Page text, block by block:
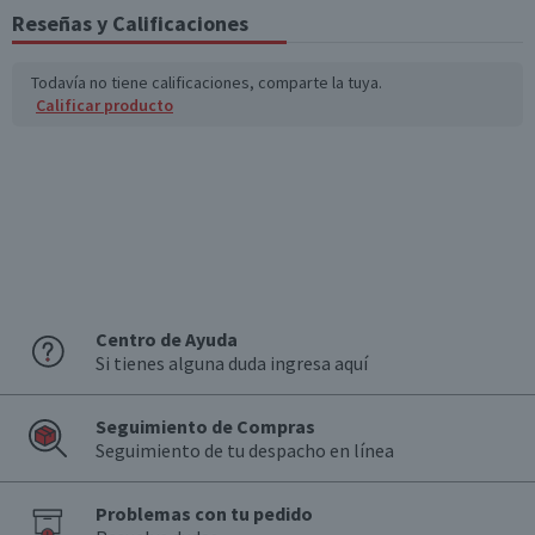
(g)
Fibra (g)
Reseñas y Calificaciones
Todavía no tiene calificaciones, comparte la tuya.
Calificar producto
Centro de Ayuda
Si tienes alguna duda ingresa aquí
Seguimiento de Compras
Seguimiento de tu despacho en línea
Problemas con tu pedido